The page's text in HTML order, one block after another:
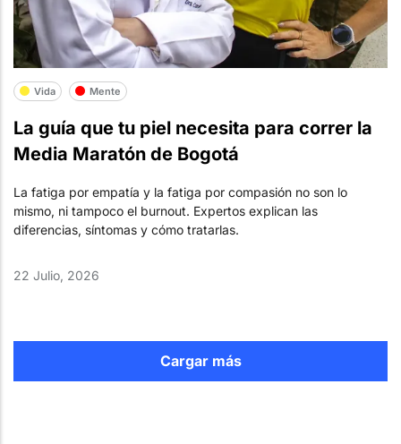
Vida Mente
La guía que tu piel necesita para correr la
Media Maratón de Bogotá
La fatiga por empatía y la fatiga por compasión no son lo
mismo, ni tampoco el burnout. Expertos explican las
diferencias, síntomas y cómo tratarlas.
22 Julio, 2026
Cargar más